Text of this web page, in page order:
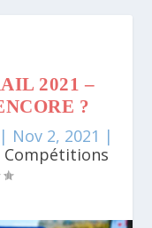
2021 –
?
| Nov 2, 2021 |
Compétitions